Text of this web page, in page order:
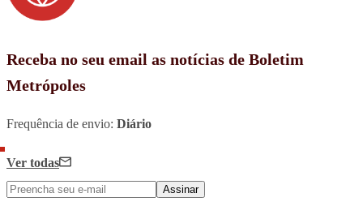
Receba no seu email as notícias de Boletim
Metrópoles
Frequência de envio: Diário
Ver todas
Assinar